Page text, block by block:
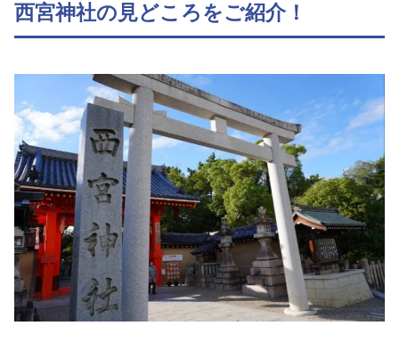
西宮神社の見どころをご紹介！